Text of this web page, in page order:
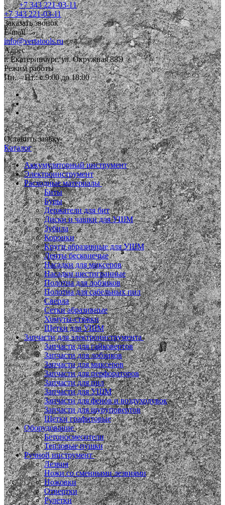
+7 343 221-03-11
+7 343 221-03-11
Заказать звонок
E-mail
info@vertatools.ru
Адрес
г. Екатеринбург, ул. Окружная 88Э
Режим работы
Пн. – Пт.: с 9:00 до 18:00
Оставить заявку
Каталог
Аккумуляторный инструмент
Электроинструмент
Расходные материалы
Биты
Буры
Держатели для бит
Диски и чашки для УШМ
Зубила
Коронки
Круги абразивные для УШМ
Ленты бесконечые
Насадки для миксеров
Насадки шестигранные
Полотна для лобзиков
Полотна для сабельных пил
Сверла
Сетки абразивные
Хомуты-стяжки
Щетки для УШМ
Запчасти для электроинструмента
Запчасти для гайковертов
Запчасти для лобзиков
Запчасти для миксеров
Запчасти для перфораторов
Запчасти для пил
Запчасти для УШМ
Запчасти для фенов и воздуходувок
Запчасти для шуруповертов
Щетки графитовые
Оборудование
Бетоносмесители
Тепловые пушки
Ручной инструмент
Лезвия
Ножи со сменными лезвиями
Ножовки
Отвертки
Рулетки